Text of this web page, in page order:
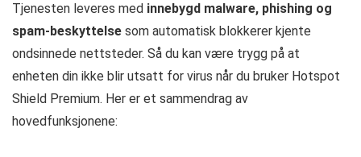
Tjenesten leveres med innebygd malware, phishing og
spam-beskyttelse som automatisk blokkerer kjente
ondsinnede nettsteder. Så du kan være trygg på at
enheten din ikke blir utsatt for virus når du bruker Hotspot
Shield Premium. Her er et sammendrag av
hovedfunksjonene: